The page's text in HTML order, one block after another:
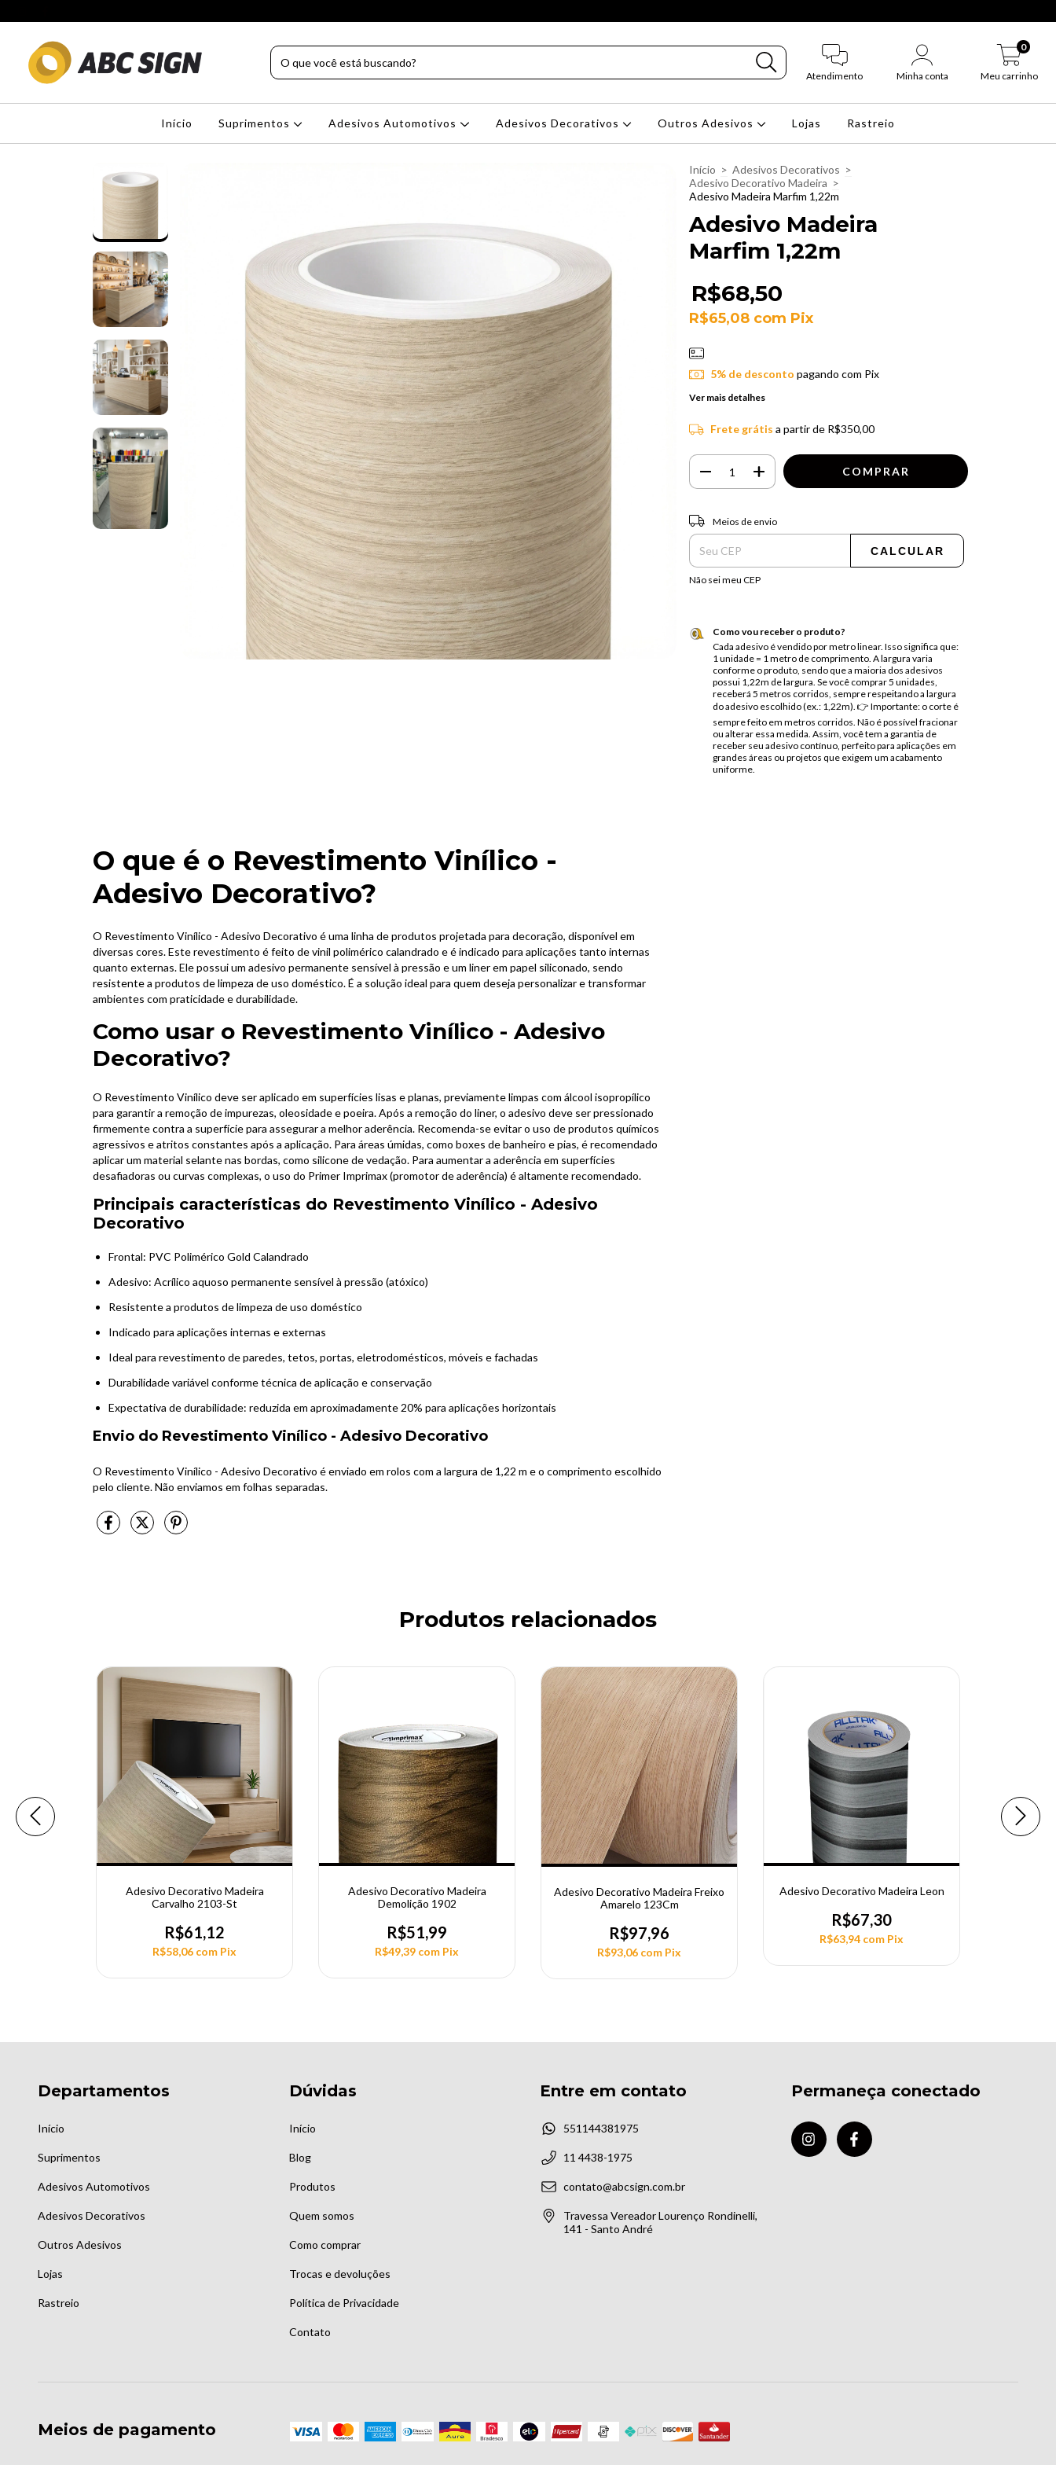
Atendimento Minha conta Meu carrinho
0
Início Suprimentos Adesivos Automotivos Adesivos Decorativos Outros Adesivos Lojas Rastreio
O que é o Revestimento Vinílico -
Adesivo Decorativo?
O Revestimento Vinílico - Adesivo Decorativo é uma linha de produtos projetada para decoração, disponível em
diversas cores. Este revestimento é feito de vinil polimérico calandrado e é indicado para aplicações tanto internas
quanto externas. Ele possui um adesivo permanente sensível à pressão e um liner em papel siliconado, sendo
resistente a produtos de limpeza de uso doméstico. É a solução ideal para quem deseja personalizar e transformar
ambientes com praticidade e durabilidade.
Como usar o Revestimento Vinílico - Adesivo
Decorativo?
O Revestimento Vinílico deve ser aplicado em superfícies lisas e planas, previamente limpas com álcool isopropílico
para garantir a remoção de impurezas, oleosidade e poeira. Após a remoção do liner, o adesivo deve ser pressionado
firmemente contra a superfície para assegurar a melhor aderência. Recomenda-se evitar o uso de produtos químicos
agressivos e atritos constantes após a aplicação. Para áreas úmidas, como boxes de banheiro e pias, é recomendado
aplicar um material selante nas bordas, como silicone de vedação. Para aumentar a aderência em superfícies
desafiadoras ou curvas complexas, o uso do Primer Imprimax (promotor de aderência) é altamente recomendado.
Principais características do Revestimento Vinílico - Adesivo
Decorativo
Frontal: PVC Polimérico Gold Calandrado
Adesivo: Acrílico aquoso permanente sensível à pressão (atóxico)
Resistente a produtos de limpeza de uso doméstico
Indicado para aplicações internas e externas
Ideal para revestimento de paredes, tetos, portas, eletrodomésticos, móveis e fachadas
Durabilidade variável conforme técnica de aplicação e conservação
Expectativa de durabilidade: reduzida em aproximadamente 20% para aplicações horizontais
Envio do Revestimento Vinílico - Adesivo Decorativo
O Revestimento Vinílico - Adesivo Decorativo é enviado em rolos com a largura de 1,22 m e o comprimento escolhido
pelo cliente. Não enviamos em folhas separadas.
Início > Adesivos Decorativos >
Adesivo Decorativo Madeira >
Adesivo Madeira Marfim 1,22m
Adesivo Madeira
Marfim 1,22m
R$68,50
R$65,08 com Pix
5% de desconto pagando com Pix
Ver mais detalhes
Frete grátis a partir de R$350,00
Entregas para o CEP:
Meios de envio
CALCULAR
Não sei meu CEP
Como vou receber o produto?
Cada adesivo é vendido por metro linear. Isso significa que:
1 unidade = 1 metro de comprimento. A largura varia
conforme o produto, sendo que a maioria dos adesivos
possui 1,22m de largura. Se você comprar 5 unidades,
receberá 5 metros corridos, sempre respeitando a largura
do adesivo escolhido (ex.: 1,22m). 👉 Importante: o corte é
sempre feito em metros corridos. Não é possível fracionar
ou alterar essa medida. Assim, você tem a garantia de
receber seu adesivo contínuo, perfeito para aplicações em
grandes áreas ou projetos que exigem um acabamento
uniforme.
Produtos relacionados
Adesivo Decorativo Madeira
Carvalho 2103-St
R$61,12
R$58,06 com Pix
Adesivo Decorativo Madeira
Demolição 1902
R$51,99
R$49,39 com Pix
Adesivo Decorativo Madeira Freixo
Amarelo 123Cm
R$97,96
R$93,06 com Pix
Adesivo Decorativo Madeira Leon
R$67,30
R$63,94 com Pix
Departamentos
Início
Suprimentos
Adesivos Automotivos
Adesivos Decorativos
Outros Adesivos
Lojas
Rastreio
Dúvidas
Início
Blog
Produtos
Quem somos
Como comprar
Trocas e devoluções
Política de Privacidade
Contato
Entre em contato
551144381975
11 4438-1975
contato@abcsign.com.br
Travessa Vereador Lourenço Rondinelli,
141 - Santo André
Permaneça conectado
Meios de pagamento